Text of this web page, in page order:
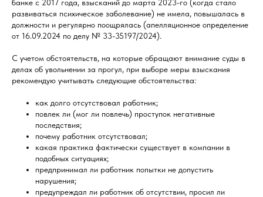
банке с 2017 года, взысканий до марта 2023-го (когда стало
развиваться психическое заболевание) не имела, повышалась в
должности и регулярно поощрялась (апелляционное определение
от 16.09.2024 по делу № 33-35197/2024).
С учетом обстоятельств, на которые обращают внимание суды в
делах об увольнении за прогул, при выборе меры взыскания
рекомендую учитывать следующие обстоятельства:
как долго отсутствовал работник;
повлек ли (мог ли повлечь) проступок негативные
последствия;
почему работник отсутствовал;
какая практика фактически существует в компании в
подобных ситуациях;
предпринимал ли работник попытки не допустить
нарушения;
предупреждал ли работник об отсутствии, просил ли